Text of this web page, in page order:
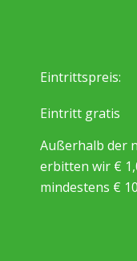
Eintrittspreis:
Eintritt gratis
Außerhalb der
erbitten wir €
mindestens €